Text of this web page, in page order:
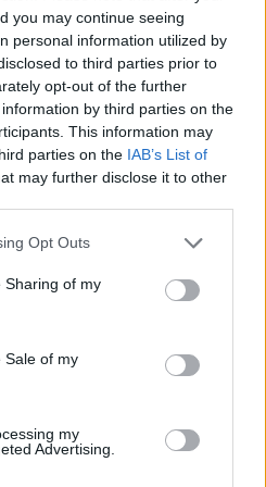
you may continue seeing
personal information utilized by
to third parties prior to
opt-out of the further
by third parties on the
This information may
parties on the IAB’s List of
may further disclose it to other
Opt Outs
Sharing of my
Sale of my
my
Advertising.
στην Λακωνία
αδυναμίαςκαι
φορέα, που είναι το
το οποίο μετά την
στονΔήμο Αν.
προσωπικού και
αδυνατώντας να
υποχρεώσεις του.
ουδεμία πράξη
έχει γίνει.
μια έντονη